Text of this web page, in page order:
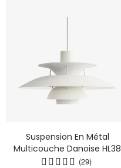
Suspension En Métal
Multicouche Danoise HL38
(29)